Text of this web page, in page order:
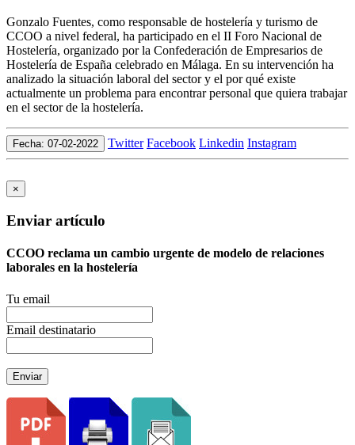
Gonzalo Fuentes, como responsable de hostelería y turismo de
CCOO a nivel federal, ha participado en el II Foro Nacional de
Hostelería, organizado por la Confederación de Empresarios de
Hostelería de España celebrado en Málaga. En su intervención ha
analizado la situación laboral del sector y el por qué existe
actualmente un problema para encontrar personal que quiera trabajar
en el sector de la hostelería.
Fecha: 07-02-2022 Twitter Facebook Linkedin Instagram
×
Enviar artículo
CCOO reclama un cambio urgente de modelo de relaciones
laborales en la hostelería
Tu email
Email destinatario
Enviar